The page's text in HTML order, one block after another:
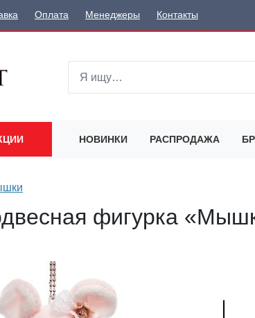
Оплата Менеджеры Контакты
НОВИНКИ РАСПРОДАЖА
фигурка